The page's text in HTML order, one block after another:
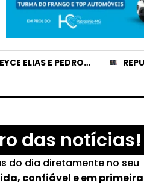
GREYCE ELIAS E PEDRO LUCAS TÊM CANDIDATURAS REGISTRADAS E NOMES JÁ APARECEM NO DIVULGACAND
das notícias!
do dia diretamente no seu
confiável e em